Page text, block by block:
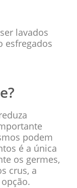
lavados
esfregados
podem
é a única
os germes,
crus, a